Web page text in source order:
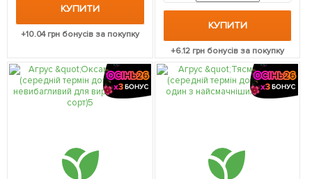
КУПИТИ
+10.04грн бонусів за покупку
КУПИТИ
+6.12 грн бонусів за покупку